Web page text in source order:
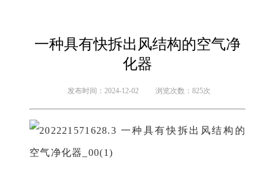
一种具有快拆出风结构的空气净
化器
发布时间：2024-12-02 浏览次数：825次